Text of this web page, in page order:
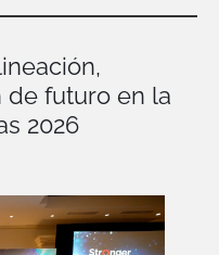
de futuro en la
2026